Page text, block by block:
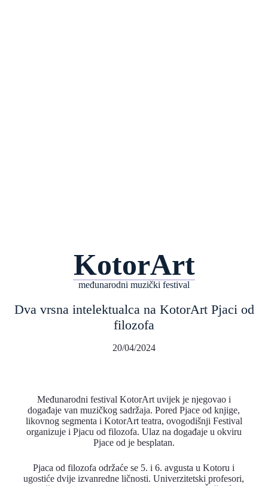
KotorArt
međunarodni muzički festival
Dva vrsna intelektualca na KotorArt Pjaci od
filozofa
20/04/2024
Međunarodni festival KotorArt uvijek je njegovao i
događaje van muzičkog sadržaja. Pored Pjace od knjige,
likovnog segmenta i KotorArt teatra, ovogodišnji Festival
organizuje i Pjacu od filozofa. Ulaz na događaje u okviru
Pjace od je besplatan.
Pjaca od filozofa održaće se 5. i 6. avgusta u Kotoru i
ugostiće dvije izvanredne ličnosti. Univerzitetski profesori,